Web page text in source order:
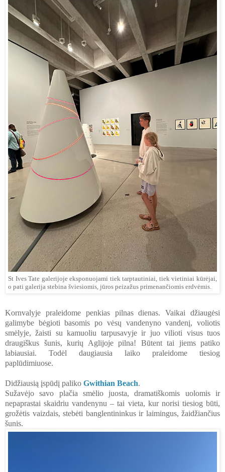
St Ives Tate galerijojeeksponuojami tiek tarptautiniai, tiek vietiniai kūrėjai,
o pati galerija stebina šviesiomis, jūros peizažus primenančiomis erdvėmis.
Kornvalyje praleidome penkias pilnas dienas. Vaikai džiaugėsi
galimybe bėgioti basomis po vėsų vandenyno vandenį, voliotis
smėlyje, žaisti su kamuoliu tarpusavyje ir juo vilioti visus tuos
draugiškus šunis, kurių Aglijoje pilna! Būtent tai jiems patiko
labiausiai. Todėl daugiausia laiko praleidome tiesiog
paplūdimiuose.
Didžiausią įspūdį paliko Gwithian Beach.
Sužavėjo savo plačia smėlio juosta, dramatiškomis uolomis ir
nepaprastai skaidriu vandenynu – tai vieta, kur norisi tiesiog būti,
grožėtis vaizdais, stebėti banglentininkus ir laimingus, žaidžiančius
šunis.